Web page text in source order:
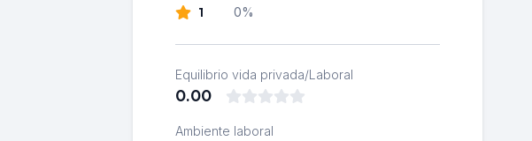
1 0%
Equilibrio vida privada/Laboral
0.00
Ambiente laboral